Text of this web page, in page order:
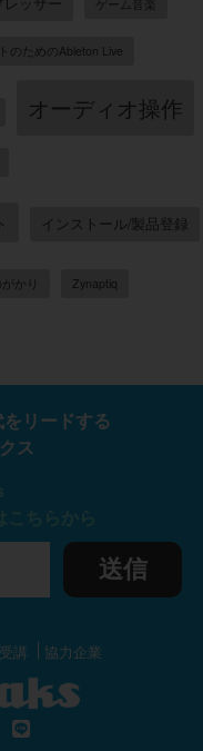
ゲーム音楽
のためのAbleton Live
オーディオ操作
インストール/製品登録
かり Zynaptiq
リードする
ス
送信
講 協力企業